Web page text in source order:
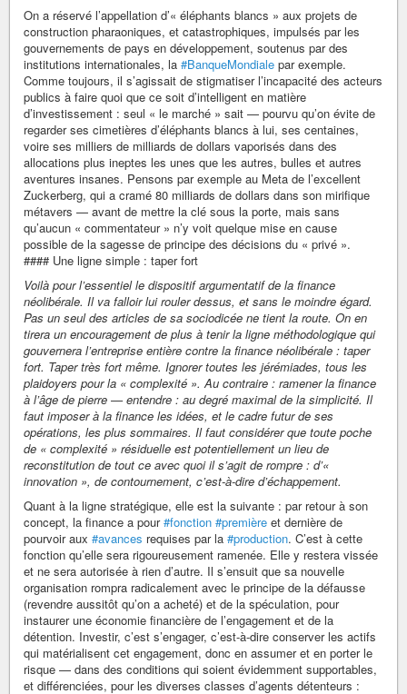
On a réservé l’appellation d’« éléphants blancs » aux projets de
construction pharaoniques, et catastrophiques, impulsés par les
gouvernements de pays en développement, soutenus par des
institutions internationales, la #BanqueMondiale par exemple.
Comme toujours, il s’agissait de stigmatiser l’incapacité des acteurs
publics à faire quoi que ce soit d’intelligent en matière
d’investissement : seul « le marché » sait — pourvu qu’on évite de
regarder ses cimetières d’éléphants blancs à lui, ses centaines,
voire ses milliers de milliards de dollars vaporisés dans des
allocations plus ineptes les unes que les autres, bulles et autres
aventures insanes. Pensons par exemple au Meta de l’excellent
Zuckerberg, qui a cramé 80 milliards de dollars dans son mirifique
métavers — avant de mettre la clé sous la porte, mais sans
qu’aucun « commentateur » n’y voit quelque mise en cause
possible de la sagesse de principe des décisions du « privé ».
#### Une ligne simple : taper fort
Voilà pour l’essentiel le dispositif argumentatif de la finance
néolibérale. Il va falloir lui rouler dessus, et sans le moindre égard.
Pas un seul des articles de sa sociodicée ne tient la route. On en
tirera un encouragement de plus à tenir la ligne méthodologique qui
gouvernera l’entreprise entière contre la finance néolibérale : taper
fort. Taper très fort même. Ignorer toutes les jérémiades, tous les
plaidoyers pour la « complexité ». Au contraire : ramener la finance
à l’âge de pierre — entendre : au degré maximal de la simplicité. Il
faut imposer à la finance les idées, et le cadre futur de ses
opérations, les plus sommaires. Il faut considérer que toute poche
de « complexité » résiduelle est potentiellement un lieu de
reconstitution de tout ce avec quoi il s’agit de rompre : d’«
innovation », de contournement, c’est-à-dire d’échappement.
Quant à la ligne stratégique, elle est la suivante : par retour à son
concept, la finance a pour#fonction #première et dernière de
pourvoir aux #avances requises par la #production. C’est à cette
fonction qu’elle sera rigoureusement ramenée. Elle y restera vissée
et ne sera autorisée à rien d’autre. Il s’ensuit que sa nouvelle
organisation rompra radicalement avec le principe de la défausse
(revendre aussitôt qu’on a acheté) et de la spéculation, pour
instaurer une économie financière de l’engagement et de la
détention. Investir, c’est s’engager, c’est-à-dire conserver les actifs
qui matérialisent cet engagement, donc en assumer et en porter le
risque — dans des conditions qui soient évidemment supportables,
et différenciées, pour les diverses classes d’agents détenteurs :